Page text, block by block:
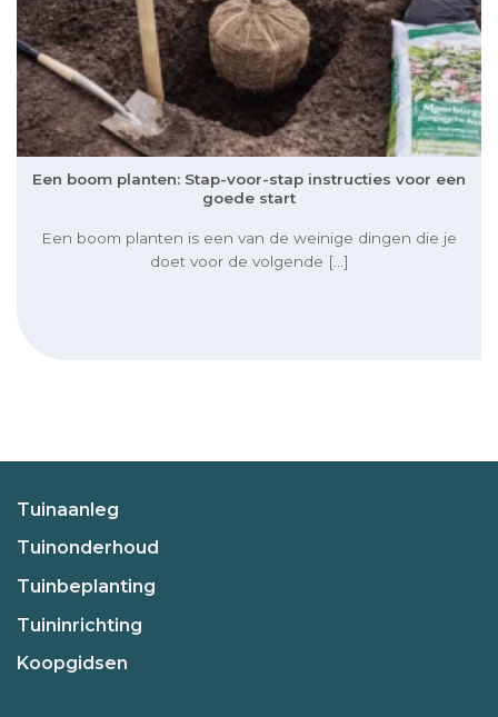
Een boom planten: Stap-voor-stap instructies voor een
goede start
Een boom planten is een van de weinige dingen die je
doet voor de volgende [...]
Tuinaanleg
Tuinonderhoud
Tuinbeplanting
Tuininrichting
Koopgidsen